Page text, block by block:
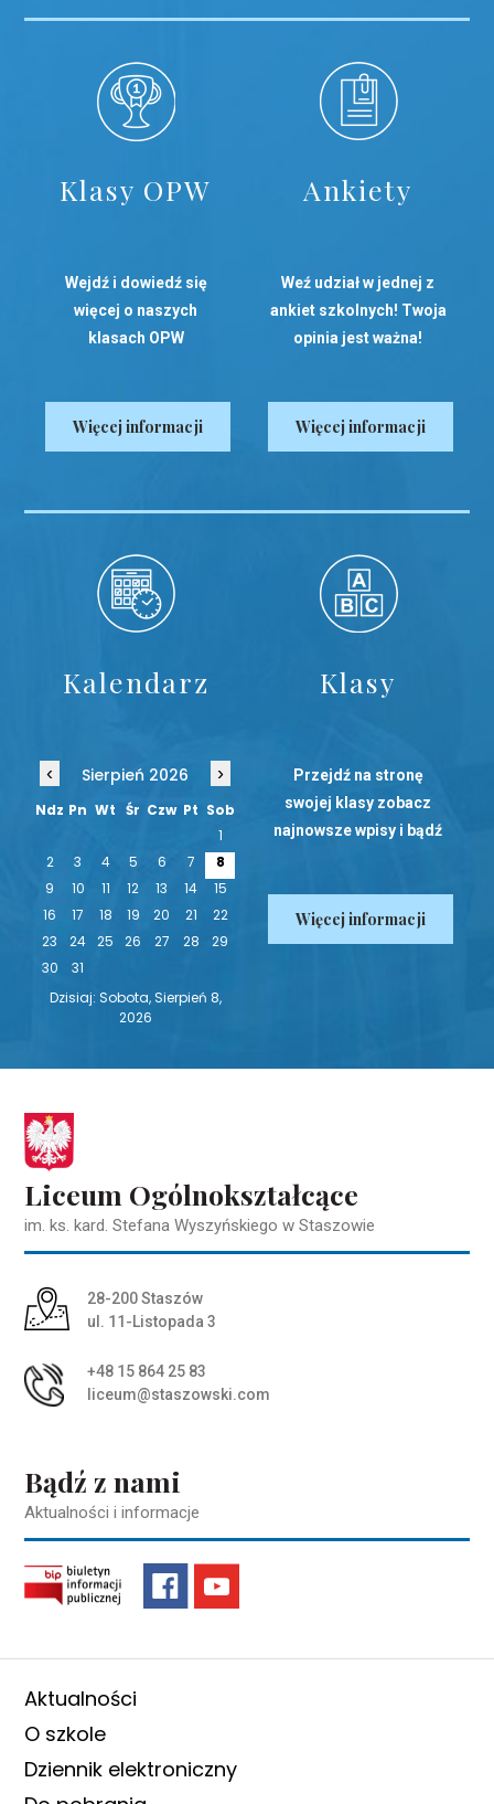
Klasy OPW
Wejdź i dowiedź się
więcej o naszych
klasach OPW
Więcej informacji
Ankiety
Weź udział w jednej z
ankiet szkolnych! Twoja
opinia jest ważna!
Więcej informacji
Kalendarz
‹ Sierpień 2026 ›
Ndz Pn Wt Śr Czw Pt Sob
1
2
3 4 5 6 7
8
9
10 11 12 13 14
15
16
17 18 19 20 21
22
23
24 25 26 27 28
29
30
31
Dzisiaj: Sobota, Sierpień 8,
2026
Klasy
Przejdź na stronę
swojej klasy zobacz
najnowsze wpisy i bądź
Więcej informacji
Liceum Ogólnokształcące
im. ks. kard. Stefana Wyszyńskiego w Staszowie
Adres pocztowy:
28-200 Staszów
ul. 11-Listopada 3
+48 15 864 25 83
liceum@staszowski.com
Bądź z nami
Aktualności i informacje
Aktualności
O szkole
Dziennik elektroniczny